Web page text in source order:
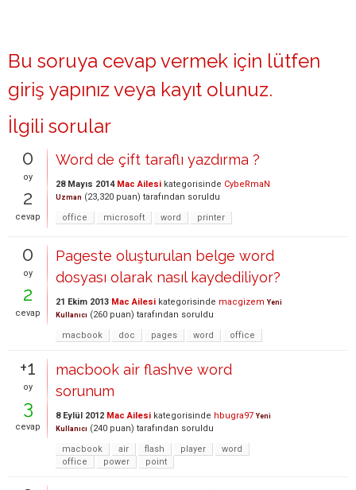
Bu soruya cevap vermek için lütfen
giriş yapınız veya kayıt olunuz.
İlgili sorular
0
oy
2
cevap
Word de çift taraflı yazdırma ?
28 Mayıs 2014 Mac Ailesi kategorisinde CybeRmaN
Uzman (23,320 puan) tarafından soruldu
office
microsoft word printer
0
oy
2
cevap
Pageste oluşturulan belge word
dosyası olarak nasıl kaydediliyor?
21 Ekim 2013 Mac Ailesi kategorisinde macgizem Yeni
Kullanıcı (260 puan) tarafından soruldu
macbook
doc pages word office
+1
oy
3
cevap
macbook air flashve word
sorunum
8 Eylül 2012 Mac Ailesi kategorisinde hbugra97 Yeni
Kullanıcı (240 puan) tarafından soruldu
macbook
air flash player
word
office
power point